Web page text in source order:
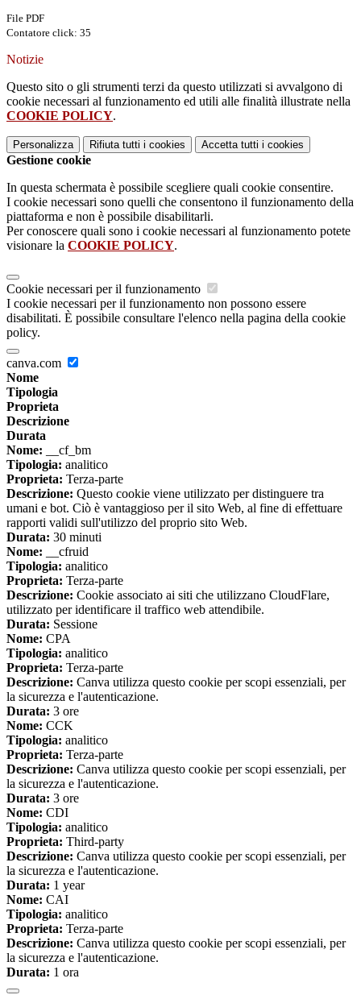
File PDF
Contatore click: 35
Notizie
Questo sito o gli strumenti terzi da questo utilizzati si avvalgono di
cookie necessari al funzionamento ed utili alle finalità illustrate nella
COOKIE POLICY.
Personalizza Rifiuta tutti i cookies Accetta tutti i cookies
Gestione cookie
In questa schermata è possibile scegliere quali cookie consentire.
I cookie necessari sono quelli che consentono il funzionamento della
piattaforma e non è possibile disabilitarli.
Per conoscere quali sono i cookie necessari al funzionamento potete
visionare la COOKIE POLICY.
Cookie necessari per il funzionamento
I cookie necessari per il funzionamento non possono essere
disabilitati. È possibile consultare l'elenco nella pagina della cookie
policy.
canva.com
Nome
Tipologia
Proprieta
Descrizione
Durata
Nome: __cf_bm
Tipologia: analitico
Proprieta: Terza-parte
Descrizione: Questo cookie viene utilizzato per distinguere tra
umani e bot. Ciò è vantaggioso per il sito Web, al fine di effettuare
rapporti validi sull'utilizzo del proprio sito Web.
Durata: 30 minuti
Nome: __cfruid
Tipologia: analitico
Proprieta: Terza-parte
Descrizione: Cookie associato ai siti che utilizzano CloudFlare,
utilizzato per identificare il traffico web attendibile.
Durata: Sessione
Nome: CPA
Tipologia: analitico
Proprieta: Terza-parte
Descrizione: Canva utilizza questo cookie per scopi essenziali, per
la sicurezza e l'autenticazione.
Durata: 3 ore
Nome: CCK
Tipologia: analitico
Proprieta: Terza-parte
Descrizione: Canva utilizza questo cookie per scopi essenziali, per
la sicurezza e l'autenticazione.
Durata: 3 ore
Nome: CDI
Tipologia: analitico
Proprieta: Third-party
Descrizione: Canva utilizza questo cookie per scopi essenziali, per
la sicurezza e l'autenticazione.
Durata: 1 year
Nome: CAI
Tipologia: analitico
Proprieta: Terza-parte
Descrizione: Canva utilizza questo cookie per scopi essenziali, per
la sicurezza e l'autenticazione.
Durata: 1 ora